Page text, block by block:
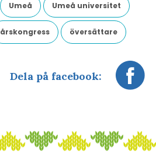
Umeå Umeå universitet
årskongress översättare
Dela på facebook: